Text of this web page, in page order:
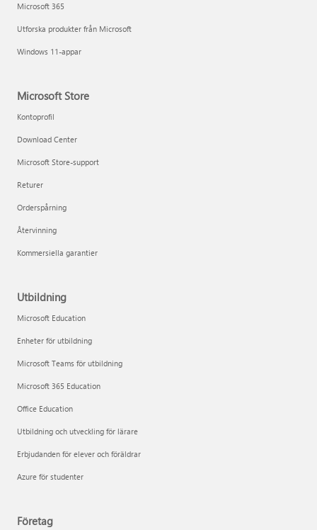
Microsoft 365
Utforska produkter från Microsoft
Windows 11-appar
Microsoft Store
Kontoprofil
Download Center
Microsoft Store-support
Returer
Orderspårning
Återvinning
Kommersiella garantier
Utbildning
Microsoft Education
Enheter för utbildning
Microsoft Teams för utbildning
Microsoft 365 Education
Office Education
Utbildning och utveckling för lärare
Erbjudanden för elever och föräldrar
Azure för studenter
Företag